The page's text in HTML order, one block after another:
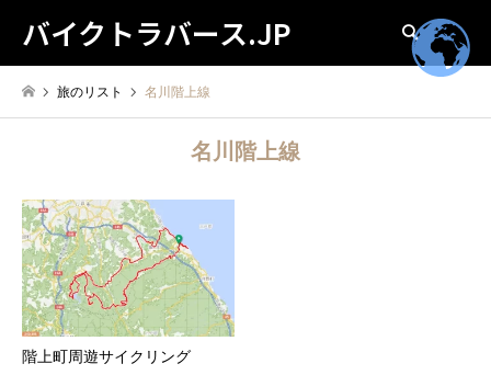
バイクトラバース.JP 検索
旅のリスト 名川階上線
名川階上線
階上町周遊サイクリング